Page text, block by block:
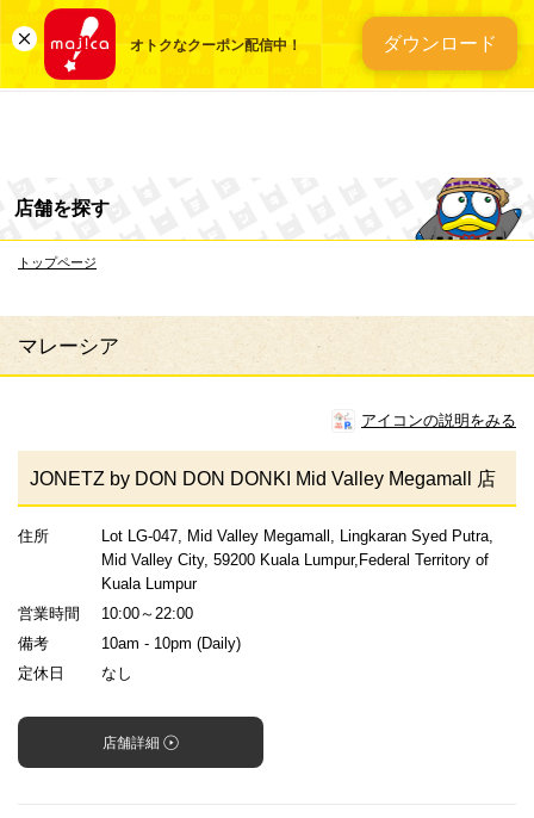
オトクなクーポン配信中！ ダウンロード
総合ディスカウント
店舗を探す
トップページ
マレーシア
アイコンの説明をみる
JONETZ by DON DON DONKI Mid Valley Megamall 店
住所
Lot LG-047, Mid Valley Megamall, Lingkaran Syed Putra,
Mid Valley City, 59200 Kuala Lumpur,Federal Territory of
Kuala Lumpur
営業時間
10:00～22:00
備考
10am - 10pm (Daily)
定休日
なし
店舗詳細